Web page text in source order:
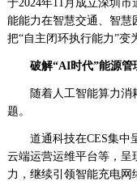
于2024年11月成立深圳
能能力在智慧交通、智慧
把“自主闭环执行能力”变
破解“AI时代”能源
随着人工智能算力消
题。
道通科技在CES集中
云端运营运维平台等，呈
力，继续引领智能充电网